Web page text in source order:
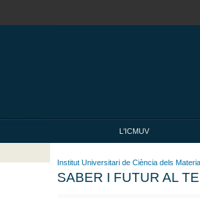
L'ICMUV
Institut Universitari de Ciència dels
SABER I FUTUR AL